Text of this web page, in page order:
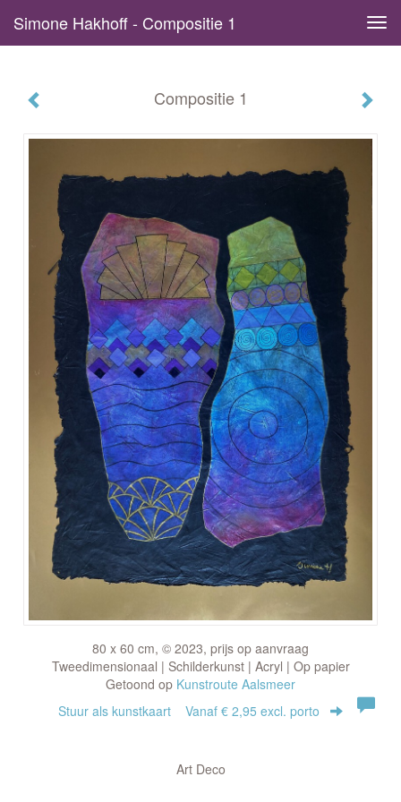
Simone Hakhoff - Compositie 1
Compositie 1
80 x 60 cm, © 2023, prijs op aanvraag
Tweedimensionaal | Schilderkunst | Acryl | Op papier
Getoond op Kunstroute Aalsmeer
Stuur als kunstkaart Vanaf € 2,95 excl. porto
Art Deco